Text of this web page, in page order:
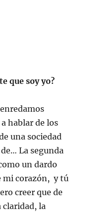
que soy yo?
hablar de los
una sociedad
de… La segunda
un dardo
mi corazón, y tú
creer que de
claridad, la